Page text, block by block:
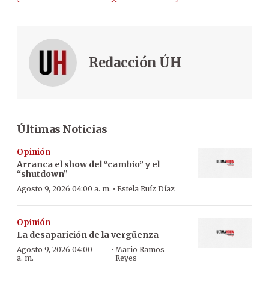
Redacción ÚH
Últimas Noticias
Opinión
Arranca el show del “cambio” y el
“shutdown”
Agosto 9, 2026 04:00 a. m. · Estela Ruíz Díaz
Opinión
La desaparición de la vergüenza
Agosto 9, 2026 04:00
a. m.
· Mario Ramos
Reyes